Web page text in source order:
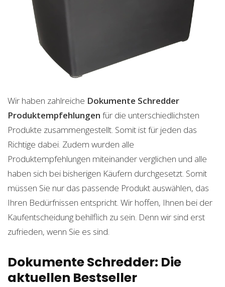
Wir haben zahlreiche Dokumente Schredder
Produktempfehlungen für die unterschiedlichsten
Produkte zusammengestellt. Somit ist für jeden das
Richtige dabei. Zudem wurden alle
Produktempfehlungen miteinander verglichen und alle
haben sich bei bisherigen Käufern durchgesetzt. Somit
müssen Sie nur das passende Produkt auswählen, das
Ihren Bedürfnissen entspricht. Wir hoffen, Ihnen bei der
Kaufentscheidung behilflich zu sein. Denn wir sind erst
zufrieden, wenn Sie es sind.
Dokumente Schredder: Die
aktuellen Bestseller